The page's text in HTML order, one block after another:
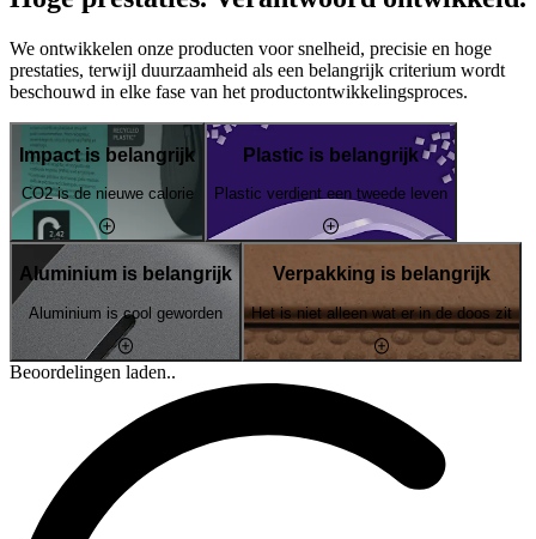
We ontwikkelen onze producten voor snelheid, precisie en hoge
prestaties, terwijl duurzaamheid als een belangrijk criterium wordt
beschouwd in elke fase van het productontwikkelingsproces.
Impact is belangrijk
CO2 is de nieuwe calorie
Plastic is belangrijk
Plastic verdient een tweede leven
Aluminium is belangrijk
Aluminium is cool geworden
Verpakking is belangrijk
Het is niet alleen wat er in de doos zit
Beoordelingen laden..